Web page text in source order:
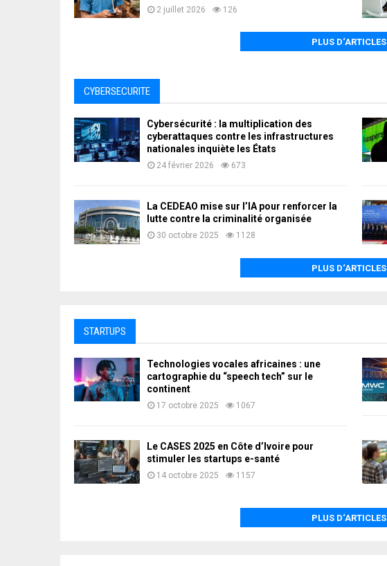
2 juillet 2026 126
PLUS D‘ARTICLES
CYBERSECURITE
Cybersécurité : la multiplication des
cyberattaques contre les infrastructures
nationales inquiète les États
24 février 2026 673
La CEDEAO mise sur l’IA pour renforcer la
lutte contre la criminalité organisée
30 octobre 2025 1128
PLUS D‘ARTICLES
STARTUPS
Technologies vocales africaines : une
cartographie du “speech tech” sur le
continent
17 octobre 2025 1067
Le CASES 2025 en Côte d’Ivoire pour
stimuler les startups e-santé
14 octobre 2025 1157
PLUS D‘ARTICLES